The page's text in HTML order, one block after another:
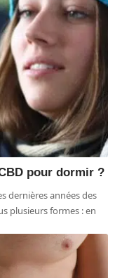
pour dormir ?
dernières années des
plusieurs formes : en